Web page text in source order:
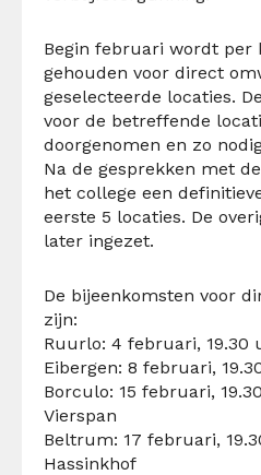
Begin februari wordt per
gehouden voor direct
geselecteerde locaties.
voor de betreffende
doorgenomen en zo
Na de gesprekken met
het college een
eerste 5 locaties. De
later ingezet.
De bijeenkomsten voor
zijn:
Ruurlo: 4 februari, 19.30
Eibergen: 8 februari,
Borculo: 15 februari,
Vierspan
Beltrum: 17 februari,
Hassinkhof